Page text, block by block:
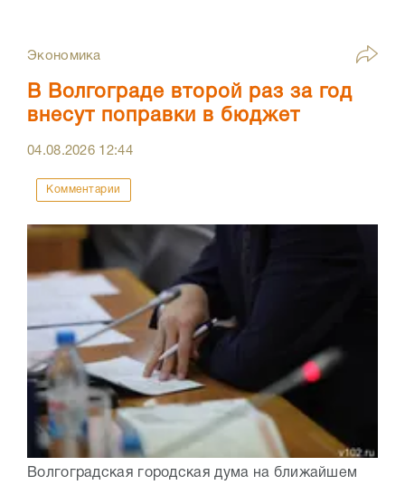
Экономика
В Волгограде второй раз за год
внесут поправки в бюджет
04.08.2026 12:44
Комментарии
Волгоградская городская дума на ближайшем